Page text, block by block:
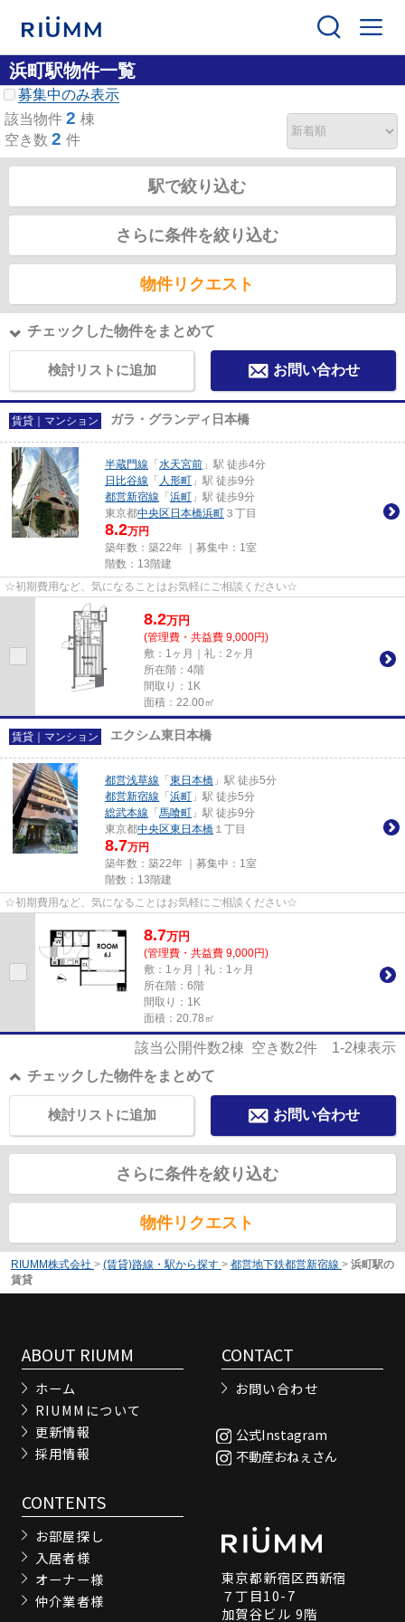
浜町駅物件一覧
募集中のみ表示
該当物件 2 棟
空き数 2 件
駅で絞り込む
さらに条件を絞り込む
物件リクエスト
チェックした物件をまとめて
検討リストに追加 お問い合わせ
賃貸｜マンション ガラ・グランディ日本橋
半蔵門線 「水天宮前 」駅 徒歩4分
日比谷線 「 人形町 」駅 徒歩9分
都営新宿線 「浜町 」駅 徒歩9分
東京都中央区日本橋浜町 ３丁目
8.2万円
築年数：築22年 ｜募集中： 1室
階数：13階建
☆初期費用など、気になることはお気軽にご相談ください☆
8.2万円
(管理費・共益費 9,000円)
敷：1ヶ月｜礼：2ヶ月
所在階：4階
間取り：1K
面積：22.00㎡
賃貸｜マンション エクシム東日本橋
都営浅草線 「東日本橋 」駅 徒歩5分
都営新宿線 「浜町 」駅 徒歩5分
総武本線 「馬喰町 」駅 徒歩9分
東京都中央区東日本橋 １丁目
8.7万円
築年数：築22年 ｜募集中： 1室
階数：13階建
☆初期費用など、気になることはお気軽にご相談ください☆
8.7万円
(管理費・共益費 9,000円)
敷：1ヶ月｜礼：1ヶ月
所在階：6階
間取り：1K
面積：20.78㎡
該当公開件数2棟 空き数2件 1-2棟表示
チェックした物件をまとめて
お問い合わせ
検討リストに追加
さらに条件を絞り込む
物件リクエスト
RIUMM株式会社 > (賃貸)路線・駅から探す > 都営地下鉄都営新宿線 > 浜町駅の
賃貸
ABOUT RIUMM
ホーム
RIUMMについて
更新情報
採用情報
CONTACT
お問い合わせ
公式Instagram
不動産おねぇさん
CONTENTS
お部屋探し
入居者様
オーナー様
仲介業者様
東京都新宿区西新宿
７丁目10-7
加賀谷ビル 9階